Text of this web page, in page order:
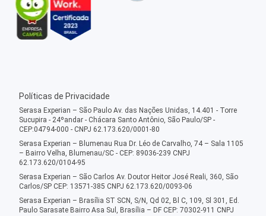
Políticas de Privacidade
Serasa Experian – São Paulo Av. das Nações Unidas, 14.401 - Torre
Sucupira - 24ºandar - Chácara Santo Antônio, São Paulo/SP -
CEP:04794-000 - CNPJ 62.173.620/0001-80
Serasa Experian – Blumenau Rua Dr. Léo de Carvalho, 74 – Sala 1105
– Bairro Velha, Blumenau/SC - CEP: 89036-239 CNPJ
62.173.620/0104-95
Serasa Experian – São Carlos Av. Doutor Heitor José Reali, 360, São
Carlos/SP CEP: 13571-385 CNPJ 62.173.620/0093-06
Serasa Experian – Brasília ST SCN, S/N, Qd 02, Bl C, 109, Sl 301, Ed.
Paulo Sarasate Bairro Asa Sul, Brasília – DF CEP: 70302-911 CNPJ